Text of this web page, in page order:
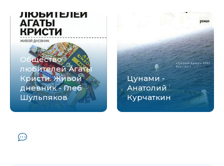
Общество
любителей Агаты
Кристи. Живой
дневник - Глеб
Шульпяков
Цунами -
Анатолий
Курчаткин